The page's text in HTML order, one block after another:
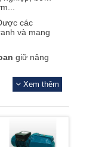
các
và mang
giữ nâng
minh
Xem thêm